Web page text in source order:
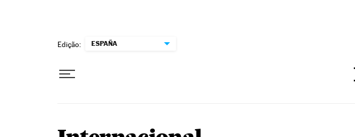
Edição: ESPAÑA